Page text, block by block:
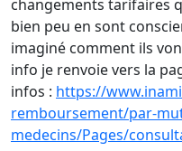
changements tarifaires
bien peu en sont
imaginé comment ils
info je renvoie vers la
infos : https://
remboursement/par-
medecins/Pages/